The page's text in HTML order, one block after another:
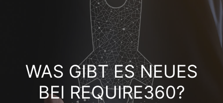
WAS GIBT ES NEUES
BEI REQUIRE360?